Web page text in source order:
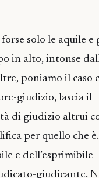
solo le aquile e
in alto, intonse
poniamo il caso
giudizio, lascia il
di giudizio altrui
per quello che è.
e dell’esprimibile
giudicante.